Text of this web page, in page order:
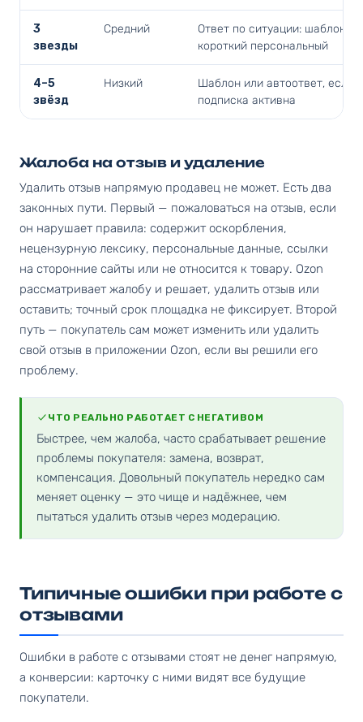
3
звезды
Средний
Ответ по ситуации: шаблон
короткий персональный
4–5
звёзд
Низкий
Шаблон или автоответ, если
подписка активна
Жалоба на отзыв и удаление
Удалить отзыв напрямую продавец не может. Есть два
законных пути. Первый — пожаловаться на отзыв, если
он нарушает правила: содержит оскорбления,
нецензурную лексику, персональные данные, ссылки
на сторонние сайты или не относится к товару. Ozon
рассматривает жалобу и решает, удалить отзыв или
оставить; точный срок площадка не фиксирует. Второй
путь — покупатель сам может изменить или удалить
свой отзыв в приложении Ozon, если вы решили его
проблему.
ЧТО РЕАЛЬНО РАБОТАЕТ С НЕГАТИВОМ
Быстрее, чем жалоба, часто срабатывает решение
проблемы покупателя: замена, возврат,
компенсация. Довольный покупатель нередко сам
меняет оценку — это чище и надёжнее, чем
пытаться удалить отзыв через модерацию.
Типичные ошибки при работе с
отзывами
Ошибки в работе с отзывами стоят не денег напрямую,
а конверсии: карточку с ними видят все будущие
покупатели.